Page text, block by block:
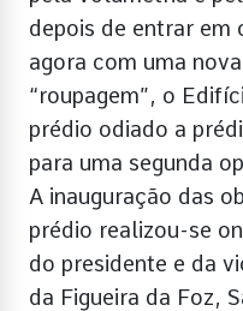
depois de entrar em
agora com uma
“roupagem”, o
prédio odiado a
para uma segunda
A inauguração das
prédio realizou-se
do presidente e da
da Figueira da Foz,